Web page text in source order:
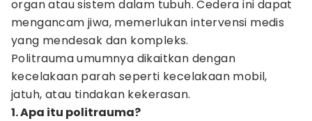
organ atau sistem dalam tubuh. Cedera ini dapat
mengancam jiwa, memerlukan intervensi medis
yang mendesak dan kompleks.
Politrauma umumnya dikaitkan dengan
kecelakaan parah seperti kecelakaan mobil,
jatuh, atau tindakan kekerasan.
1. Apa itu politrauma?